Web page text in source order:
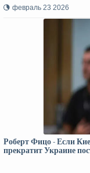
февраль 23 2026
Роберт Фицо - Если
прекратит Украине